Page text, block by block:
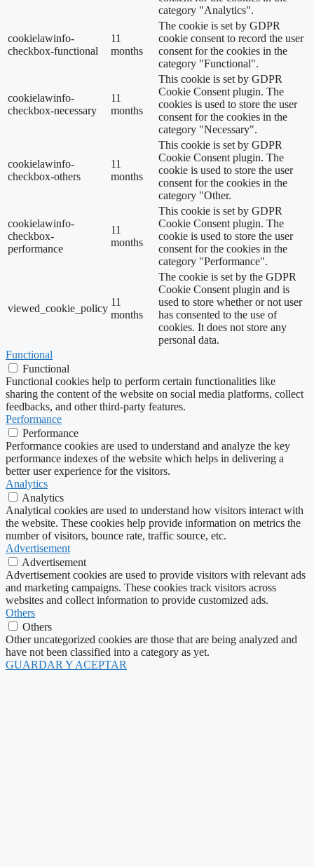
category "Analytics".
cookielawinfo-
checkbox-functional
11
months
The cookie is set by GDPR
cookie consent to record the user
consent for the cookies in the
category "Functional".
cookielawinfo-
checkbox-necessary
11
months
This cookie is set by GDPR
Cookie Consent plugin. The
cookies is used to store the user
consent for the cookies in the
category "Necessary".
cookielawinfo-
checkbox-others
11
months
This cookie is set by GDPR
Cookie Consent plugin. The
cookie is used to store the user
consent for the cookies in the
category "Other.
cookielawinfo-
checkbox-
performance
11
months
This cookie is set by GDPR
Cookie Consent plugin. The
cookie is used to store the user
consent for the cookies in the
category "Performance".
viewed_cookie_policy
11
months
The cookie is set by the GDPR
Cookie Consent plugin and is
used to store whether or not user
has consented to the use of
cookies. It does not store any
personal data.
Functional
Functional
Functional cookies help to perform certain functionalities like
sharing the content of the website on social media platforms, collect
feedbacks, and other third-party features.
Performance
Performance
Performance cookies are used to understand and analyze the key
performance indexes of the website which helps in delivering a
better user experience for the visitors.
Analytics
Analytics
Analytical cookies are used to understand how visitors interact with
the website. These cookies help provide information on metrics the
number of visitors, bounce rate, traffic source, etc.
Advertisement
Advertisement
Advertisement cookies are used to provide visitors with relevant ads
and marketing campaigns. These cookies track visitors across
websites and collect information to provide customized ads.
Others
Others
Other uncategorized cookies are those that are being analyzed and
have not been classified into a category as yet.
GUARDAR Y ACEPTAR